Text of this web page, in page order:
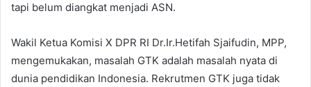
tapi belum diangkat menjadi ASN.
Wakil Ketua Komisi X DPR RI Dr.Ir.Hetifah Sjaifudin, MPP,
mengemukakan, masalah GTK adalah masalah nyata di
dunia pendidikan Indonesia. Rekrutmen GTK juga tidak